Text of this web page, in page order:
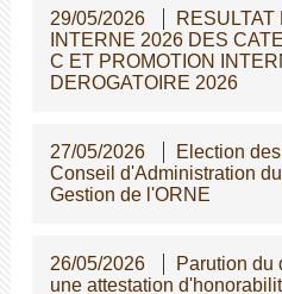
29/05/2026
RESULTAT
INTERNE 2026 DES
C ET PROMOTION
DEROGATOIRE 2026
27/05/2026
Election
Conseil d'Administration
Gestion de l'ORNE
26/05/2026
Parution du
une attestation